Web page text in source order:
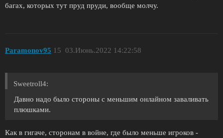
багах, которых тут пруд пруди, вообще молчу.
Paramonov95 03.Июнь.2022 14:22:58
15
Sweetroll4:
Давно надо было стороны с меньшим онлайном заваливать
плюшками.
Как в гигаче, сторонам в войне, где было меньше игроков -